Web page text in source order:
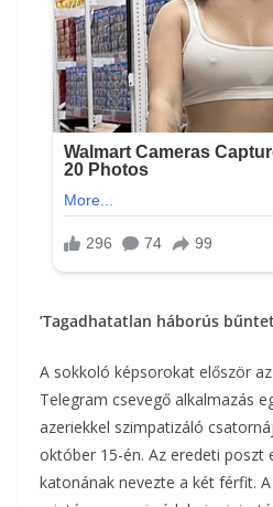
’Tagadhatatlan háborús
A sokkoló képsorokat először
Telegram csevegő alkalmazás
azeriekkel szimpatizáló
október 15-én. Az eredeti
katonának nevezte a két férfit.